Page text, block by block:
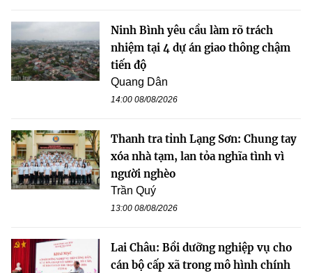
Ninh Bình yêu cầu làm rõ trách
nhiệm tại 4 dự án giao thông chậm
tiến độ
Quang Dân
14:00 08/08/2026
Thanh tra tỉnh Lạng Sơn: Chung tay
xóa nhà tạm, lan tỏa nghĩa tình vì
người nghèo
Trần Quý
13:00 08/08/2026
Lai Châu: Bồi dưỡng nghiệp vụ cho
cán bộ cấp xã trong mô hình chính